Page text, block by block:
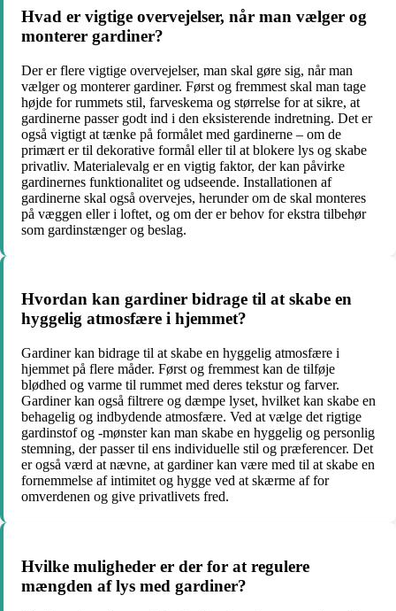
Hvad er vigtige overvejelser, når man vælger og
monterer gardiner?
Der er flere vigtige overvejelser, man skal gøre sig, når man
vælger og monterer gardiner. Først og fremmest skal man tage
højde for rummets stil, farveskema og størrelse for at sikre, at
gardinerne passer godt ind i den eksisterende indretning. Det er
også vigtigt at tænke på formålet med gardinerne – om de
primært er til dekorative formål eller til at blokere lys og skabe
privatliv. Materialevalg er en vigtig faktor, der kan påvirke
gardinernes funktionalitet og udseende. Installationen af
gardinerne skal også overvejes, herunder om de skal monteres
på væggen eller i loftet, og om der er behov for ekstra tilbehør
som gardinstænger og beslag.
Hvordan kan gardiner bidrage til at skabe en
hyggelig atmosfære i hjemmet?
Gardiner kan bidrage til at skabe en hyggelig atmosfære i
hjemmet på flere måder. Først og fremmest kan de tilføje
blødhed og varme til rummet med deres tekstur og farver.
Gardiner kan også filtrere og dæmpe lyset, hvilket kan skabe en
behagelig og indbydende atmosfære. Ved at vælge det rigtige
gardinstof og -mønster kan man skabe en hyggelig og personlig
stemning, der passer til ens individuelle stil og præferencer. Det
er også værd at nævne, at gardiner kan være med til at skabe en
fornemmelse af intimitet og hygge ved at skærme af for
omverdenen og give privatlivets fred.
Hvilke muligheder er der for at regulere
mængden af lys med gardiner?